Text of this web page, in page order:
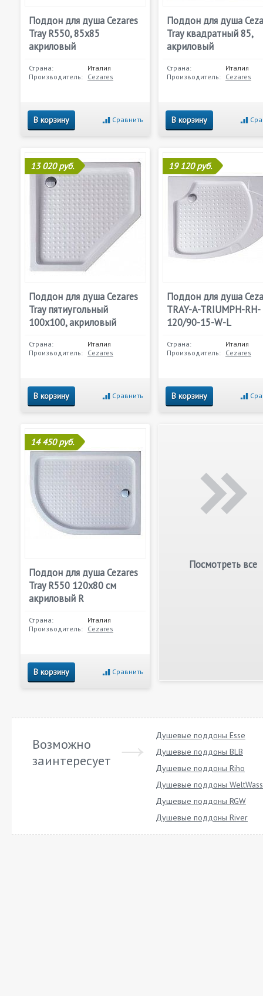
Поддон для душа Cezares
Tray R550, 85х85
акриловый
Страна:
Италия
Производитель: Cezares
В корзину Сравнить
Поддон для душа
Tray квадратный 85,
акриловый
Страна:
Италия
Производитель: Cezares
В корзину
13 020 руб.
Поддон для душа Cezares
Tray пятиугольный
100х100, акриловый
Страна:
Италия
Производитель: Cezares
В корзину Сравнить
19 120 руб.
Поддон для душа
TRAY-A-TRIUMPH-RH-
120/90-15-W-L
Страна:
Италия
Производитель: Cezares
В корзину
14 450 руб.
Поддон для душа Cezares
Tray R550 120х80 см
акриловый R
Страна:
Италия
Производитель: Cezares
В корзину Сравнить
Посмотреть все
Возможно
заинтересует
Душевые поддоны Esse
Душевые поддоны BLB
Душевые поддоны Riho
Душевые поддоны
Душевые поддоны RGW
Душевые поддоны River